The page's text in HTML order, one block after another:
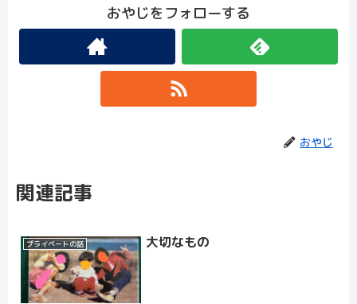
おやじをフォローする
おやじ
関連記事
プライベートの話 大切なもの